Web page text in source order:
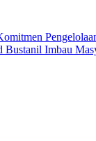
Imbau